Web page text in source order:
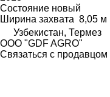
Состояние новый
Ширина захвата 8,05 м
Узбекистан, Термез
ООО "GDF AGRO"
Связаться с продавцом